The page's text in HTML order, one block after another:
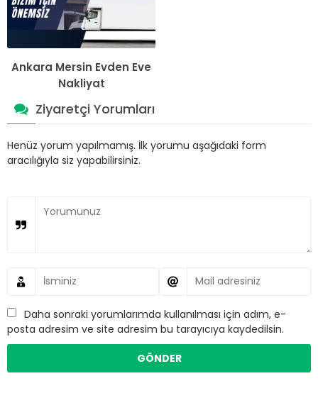
Ankara Mersin Evden Eve
Nakliyat
Ziyaretçi Yorumları
Henüz yorum yapılmamış. İlk yorumu aşağıdaki form
aracılığıyla siz yapabilirsiniz.
Daha sonraki yorumlarımda kullanılması için adım, e-
posta adresim ve site adresim bu tarayıcıya kaydedilsin.